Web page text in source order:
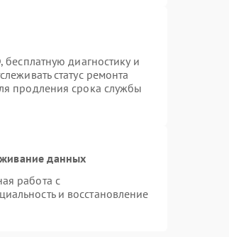
диагностику и
статус ремонта
продления срока службы
данных
работа с
и восстановление